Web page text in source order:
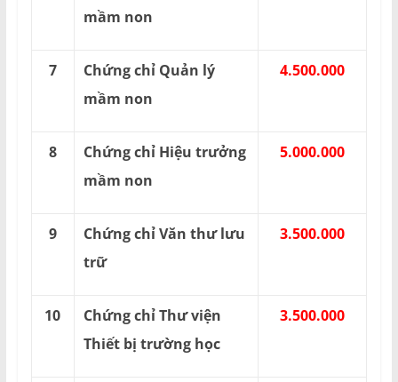
mầm non
7
Chứng chỉ Quản lý
mầm non
4.500.000
8
Chứng chỉ Hiệu trưởng
mầm non
5.000.000
9
Chứng chỉ Văn thư lưu
trữ
3.500.000
10
Chứng chỉ Thư viện
Thiết bị trường học
3.500.000